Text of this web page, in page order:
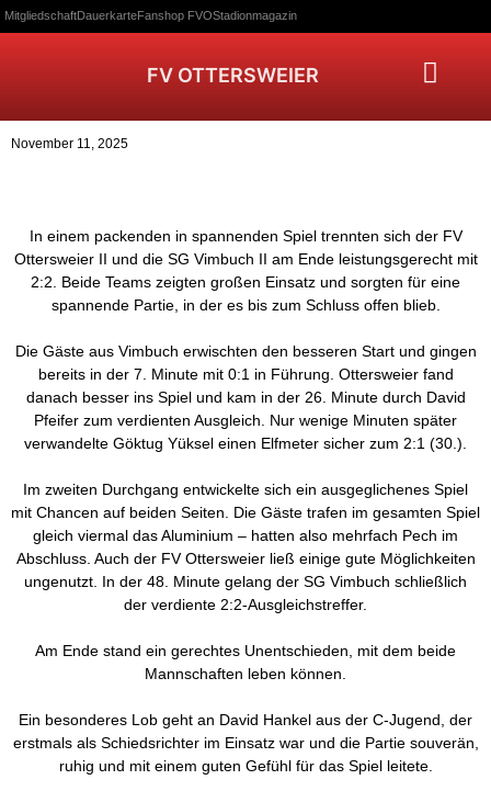
MitgliedschaftDauerkarteFanshop FVOStadionmagazin
FV OTTERSWEIER
November 11, 2025
In einem packenden in spannenden Spiel trennten sich der FV
Ottersweier II und die SG Vimbuch II am Ende leistungsgerecht mit
2:2. Beide Teams zeigten großen Einsatz und sorgten für eine
spannende Partie, in der es bis zum Schluss offen blieb.
Die Gäste aus Vimbuch erwischten den besseren Start und gingen
bereits in der 7. Minute mit 0:1 in Führung. Ottersweier fand
danach besser ins Spiel und kam in der 26. Minute durch David
Pfeifer zum verdienten Ausgleich. Nur wenige Minuten später
verwandelte Göktug Yüksel einen Elfmeter sicher zum 2:1 (30.).
Im zweiten Durchgang entwickelte sich ein ausgeglichenes Spiel
mit Chancen auf beiden Seiten. Die Gäste trafen im gesamten Spiel
gleich viermal das Aluminium – hatten also mehrfach Pech im
Abschluss. Auch der FV Ottersweier ließ einige gute Möglichkeiten
ungenutzt. In der 48. Minute gelang der SG Vimbuch schließlich
der verdiente 2:2-Ausgleichstreffer.
Am Ende stand ein gerechtes Unentschieden, mit dem beide
Mannschaften leben können.
Ein besonderes Lob geht an David Hankel aus der C-Jugend, der
erstmals als Schiedsrichter im Einsatz war und die Partie souverän,
ruhig und mit einem guten Gefühl für das Spiel leitete.